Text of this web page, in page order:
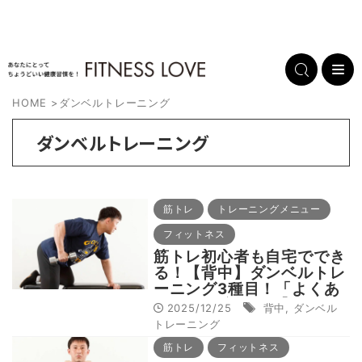
HOME >ダンベルトレーニング
ダンベルトレーニング
筋トレ トレーニングメニュー
フィットネス
筋トレ初心者も自宅ででき
る！【背中】ダンベルトレ
ーニング3種目！「よくあ
るNG」解説付き【ボディ
ビル元世界王者監修】
2025/12/25 背中
ダンベル
トレーニング
筋トレ フィットネス